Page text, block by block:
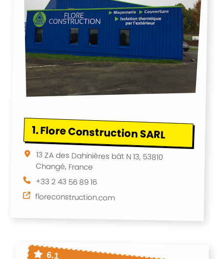
1.Flore Construction SARL
13 ZA des Dahinières bât N 13, 53810
Changé, France
+33 2 43 56 89 16
floreconstruction.com
6.1